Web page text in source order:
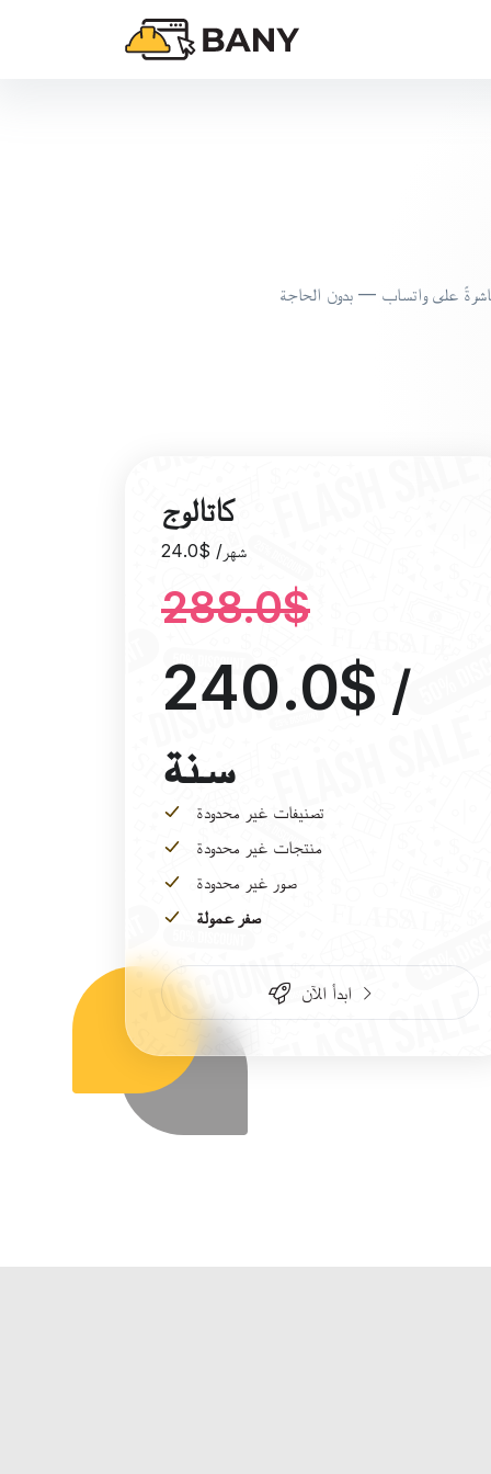
على واتساب — بدون الحاجة
كاتالوج
24.0$ /شهر
288.0$
240.0$ /
سنة
تصنيفات غير محدودة
منتجات غير محدودة
صور غير محدودة
صفر عمولة